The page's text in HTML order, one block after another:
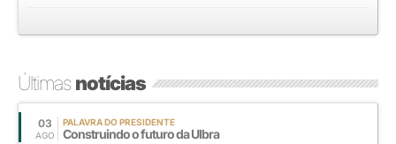
Últimasnotícias
03
AGO
PALAVRA DO PRESIDENTE
Construindo o futuro da Ulbra